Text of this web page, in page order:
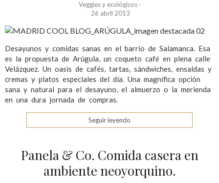
Veggies y ecológicos·
26 abril 2013
Desayunos y comidas sanas en el barrio de Salamanca. Esa
es la propuesta de Arúgula, un coqueto café en plena calle
Velázquez. Un oasis de cafés, tartas, sándwiches, ensaldas y
cremas y platos especiales del día. Una magnífica opción
sana y natural para el desayuno, el almuerzo o la merienda
en una dura jornada de compras.
Seguir leyendo
Panela & Co. Comida casera en
ambiente neoyorquino.